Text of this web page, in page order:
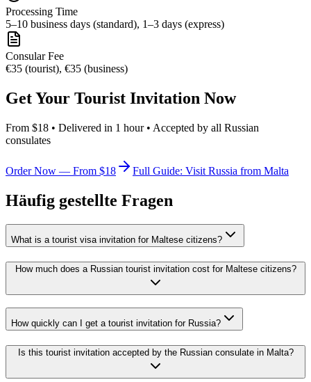
Processing Time
5–10 business days (standard), 1–3 days (express)
Consular Fee
€35 (tourist), €35 (business)
Get Your Tourist Invitation Now
From $18 • Delivered in 1 hour • Accepted by all Russian
consulates
Order Now — From $18 Full Guide: Visit Russia from Malta
Häufig gestellte Fragen
What is a tourist visa invitation for Maltese citizens?
How much does a Russian tourist invitation cost for Maltese citizens?
How quickly can I get a tourist invitation for Russia?
Is this tourist invitation accepted by the Russian consulate in Malta?